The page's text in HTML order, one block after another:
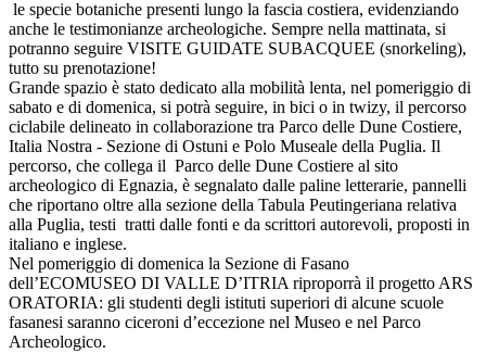
le specie botaniche presenti lungo la fascia costiera, evidenziando
anche le testimonianze archeologiche. Sempre nella mattinata, si
potranno seguire VISITE GUIDATE SUBACQUEE (snorkeling),
tutto su prenotazione!
Grande spazio è stato dedicato alla mobilità lenta, nel pomeriggio di
sabato e di domenica, si potrà seguire, in bici o in twizy, il percorso
ciclabile delineato in collaborazione tra Parco delle Dune Costiere,
Italia Nostra - Sezione di Ostuni e Polo Museale della Puglia. Il
percorso, che collega il Parco delle Dune Costiere al sito
archeologico di Egnazia, è segnalato dalle paline letterarie, pannelli
che riportano oltre alla sezione della Tabula Peutingeriana relativa
alla Puglia, testi tratti dalle fonti e da scrittori autorevoli, proposti in
italiano e inglese.
Nel pomeriggio di domenica la Sezione di Fasano
dell’ECOMUSEO DI VALLE D’ITRIA riproporrà il progetto ARS
ORATORIA: gli studenti degli istituti superiori di alcune scuole
fasanesi saranno ciceroni d’eccezione nel Museo e nel Parco
Archeologico.